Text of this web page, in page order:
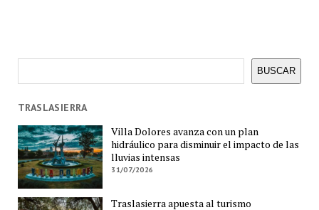
BUSCAR
TRASLASIERRA
Villa Dolores avanza con un plan
hidráulico para disminuir el impacto de las
lluvias intensas
31/07/2026
Traslasierra apuesta al turismo